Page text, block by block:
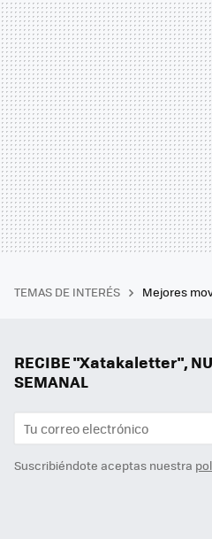
TEMAS DE INTERÉS Mejores
RECIBE "Xatakaletter",
SEMANAL
Suscribiéndote aceptas nuestra